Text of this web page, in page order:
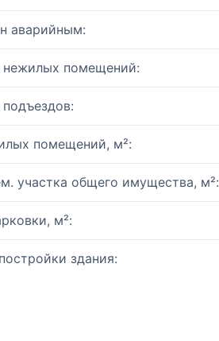
аварийным:
нежилых помещений:
помещений, м²:
участка общего имущества, м²:
м²:
здания: